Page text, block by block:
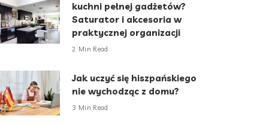
kuchni pełnej gadżetów?
Saturator i akcesoria w
praktycznej organizacji
2 Min Read
Jak uczyć się hiszpańskiego
nie wychodząc z domu?
3 Min Read